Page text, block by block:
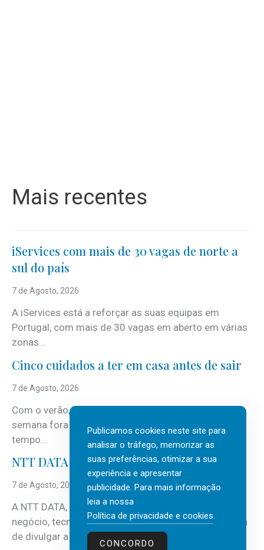
Mais recentes
iServices com mais de 30 vagas de norte a
sul do país
7 de Agosto, 2026
A iServices está a reforçar as suas equipas em
Portugal, com mais de 30 vagas em aberto em várias
zonas...
Cinco cuidados a ter em casa antes de sair
7 de Agosto, 2026
Com o verão, chegam também as férias, os fins-de-
semana fora e os dias em que a casa fica mais
tempo...
NTT DATA Insurtech Global Outlook 2026
7 de Agosto, 2026
A NTT DATA, consultora global em serviços de
negócio, tecnologia e inteligência artificial (IA), acaba
de divulgar a mais recente...
Publicamos cookies neste site para
analisar o tráfego, memorizar as
suas preferências, otimizar a sua
experiência e apresentar
publicidade. Para mais informação
leia a nossa
Política de privacidade e cookies.
CONCORDO